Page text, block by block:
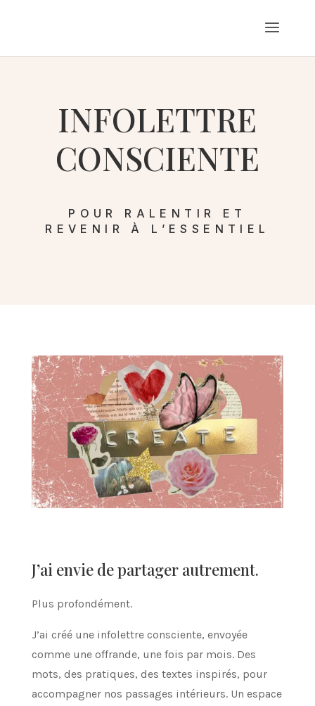
INFOLETTRE
CONSCIENTE
POUR RALENTIR ET
REVENIR À L’ESSENTIEL
J’ai envie de partager autrement.
Plus profondément.
J’ai créé une infolettre consciente, envoyée
comme une offrande, une fois par mois. Des
mots, des pratiques, des textes inspirés, pour
accompagner nos passages intérieurs. Un espace